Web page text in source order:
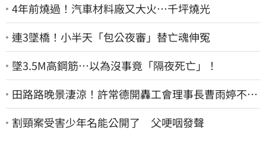
4年前燒過！汽車材料廠又大火…千坪燒光
連3墜橋！小半天「包公夜審」替亡魂伸冤
墜3.5M高鋼筋…以為沒事竟「隔夜死亡」！
田路路晚景淒涼！許常德開轟工會理事長曹雨婷不忍
了：別只包紅包慰問
割頸案受害少年名能公開了 父哽咽發聲